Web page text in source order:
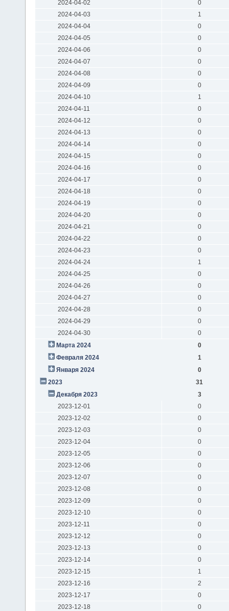
2024-04-02
0
2024-04-03
1
2024-04-04
0
2024-04-05
0
2024-04-06
0
2024-04-07
0
2024-04-08
0
2024-04-09
0
2024-04-10
1
2024-04-11
0
2024-04-12
0
2024-04-13
0
2024-04-14
0
2024-04-15
0
2024-04-16
0
2024-04-17
0
2024-04-18
0
2024-04-19
0
2024-04-20
0
2024-04-21
0
2024-04-22
0
2024-04-23
0
2024-04-24
1
2024-04-25
0
2024-04-26
0
2024-04-27
0
2024-04-28
0
2024-04-29
0
2024-04-30
0
Марта 2024
0
Февраля 2024
1
Января 2024
0
2023
31
Декабря 2023
3
2023-12-01
0
2023-12-02
0
2023-12-03
0
2023-12-04
0
2023-12-05
0
2023-12-06
0
2023-12-07
0
2023-12-08
0
2023-12-09
0
2023-12-10
0
2023-12-11
0
2023-12-12
0
2023-12-13
0
2023-12-14
0
2023-12-15
1
2023-12-16
2
2023-12-17
0
2023-12-18
0